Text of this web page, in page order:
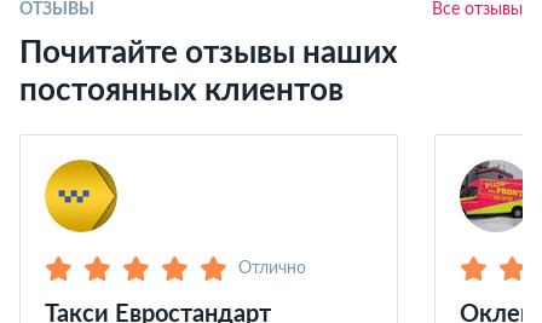
ОТЗЫВЫ Все отзывы
Почитайте отзывы наших
постоянных клиентов
Отлично
Такси Евростандарт